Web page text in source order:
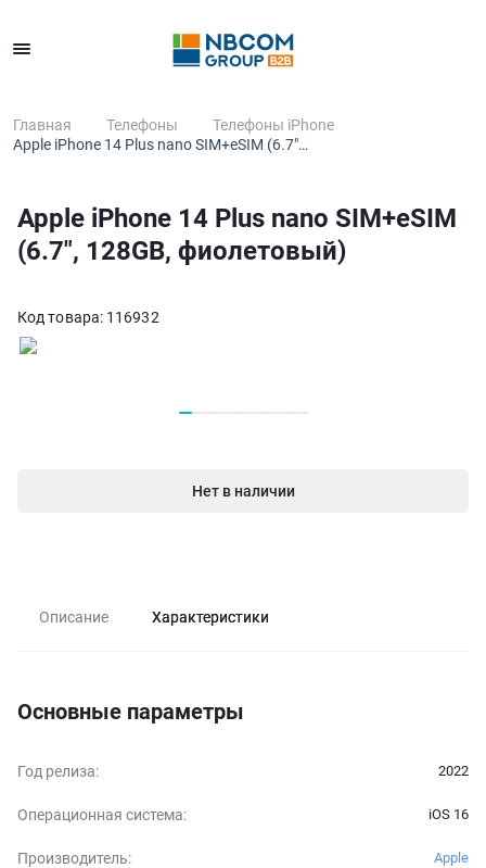
Главная Телефоны
Телефоны iPhone
Apple iPhone 14 Plus nano SIM+eSIM (6.7"…
Apple iPhone 14 Plus nano SIM+eSIM
(6.7", 128GB, фиолетовый)
Код товара: 116932
Нет в наличии
Описание Характеристики
Основные параметры
Год релиза: 2022
Операционная система: iOS 16
Производитель: Apple